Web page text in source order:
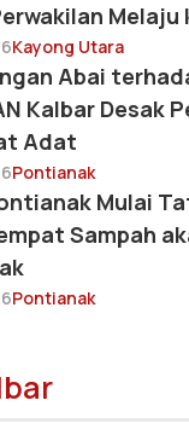
Melaju
Kayong Utara
Abai
Kalbar Desak
Adat
Pontianak
Mulai
Sampah
Pontianak